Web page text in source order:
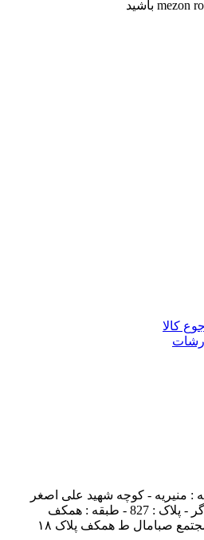
کالا
: منیریه - کوچه شهید علی اصغر
- طبقه : همکف
صبامال ط همکف پلاک ۱۸